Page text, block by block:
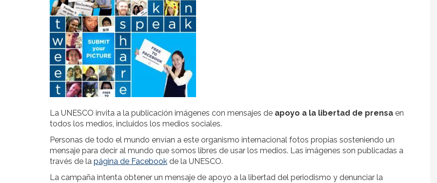
La UNESCO invita a la publicación imágenes con mensajes de apoyo a la libertad de prensa en
todos los medios, incluidos los medios sociales.
Personas de todo el mundo envían a este organismo internacional fotos propias sosteniendo un
mensaje para decir al mundo que somos libres de usar los medios. Las imágenes son publicadas a
través de la página de Facebook de la UNESCO.
La campaña intenta obtener un mensaje de apoyo a la libertad del periodismo y denunciar la